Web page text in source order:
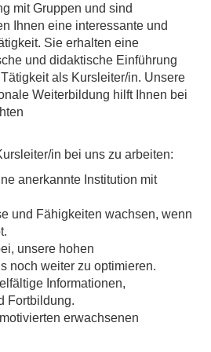
mit Gruppen und sind
Ihnen eine interessante und
Sie erhalten eine
und didaktische Einführung
als Kursleiter/in. Unsere
Weiterbildung hilft Ihnen bei
in bei uns zu arbeiten:
anerkannte Institution mit
und Fähigkeiten wachsen, wenn
unsere hohen
noch weiter zu optimieren.
Informationen,
Fortbildung.
erwachsenen